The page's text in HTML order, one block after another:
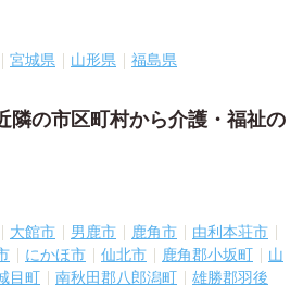
宮城県 山形県 福島県
隣の市区町村から介護・福祉の
大館市 男鹿市 鹿角市
由利本荘市
にかほ市 仙北市 鹿角郡小坂町
山
目町 南秋田郡八郎潟町
雄勝郡羽後